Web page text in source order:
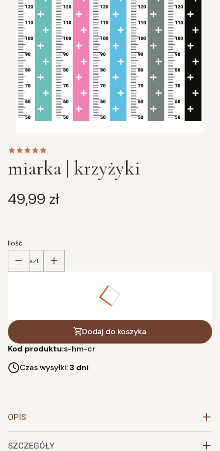
miarka | krzyżyki
Cena
49,99 zł
Ilość
szt.
Dodaj do koszyka
Kod produktu:s-hm-cr
Czas wysyłki:3 dni
OPIS
SZCZEGÓŁY